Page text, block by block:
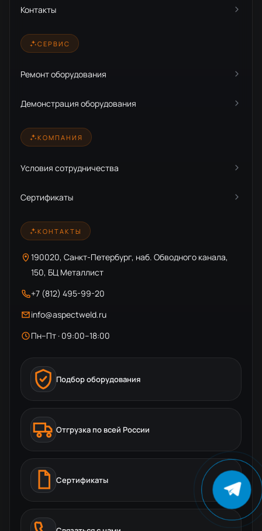
Контакты
СЕРВИС
Ремонт оборудования
Демонстрация оборудования
КОМПАНИЯ
Условия сотрудничества
Сертификаты
КОНТАКТЫ
190020, Санкт-Петербург, наб. Обводного канала,
150, БЦ Металлист
+7 (812) 495-99-20
info@aspectweld.ru
Пн–Пт · 09:00–18:00
Подбор оборудования
Отгрузка по всей России
Сертификаты